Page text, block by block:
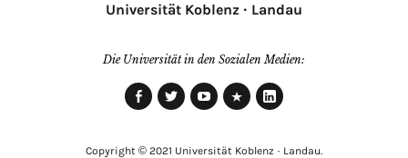
Universität Koblenz · Landau
Die Universität in den Sozialen Medien:
Copyright © 2021 Universität Koblenz · Landau